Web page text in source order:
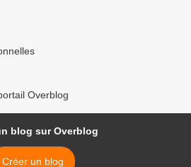
Overblog
blog sur Overblog
Créer un blog